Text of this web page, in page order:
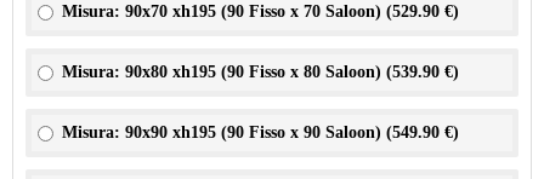
Misura: 90x70 xh195 (90 Fisso x 70 Saloon) (529.90 €)
Misura: 90x80 xh195 (90 Fisso x 80 Saloon) (539.90 €)
Misura: 90x90 xh195 (90 Fisso x 90 Saloon) (549.90 €)